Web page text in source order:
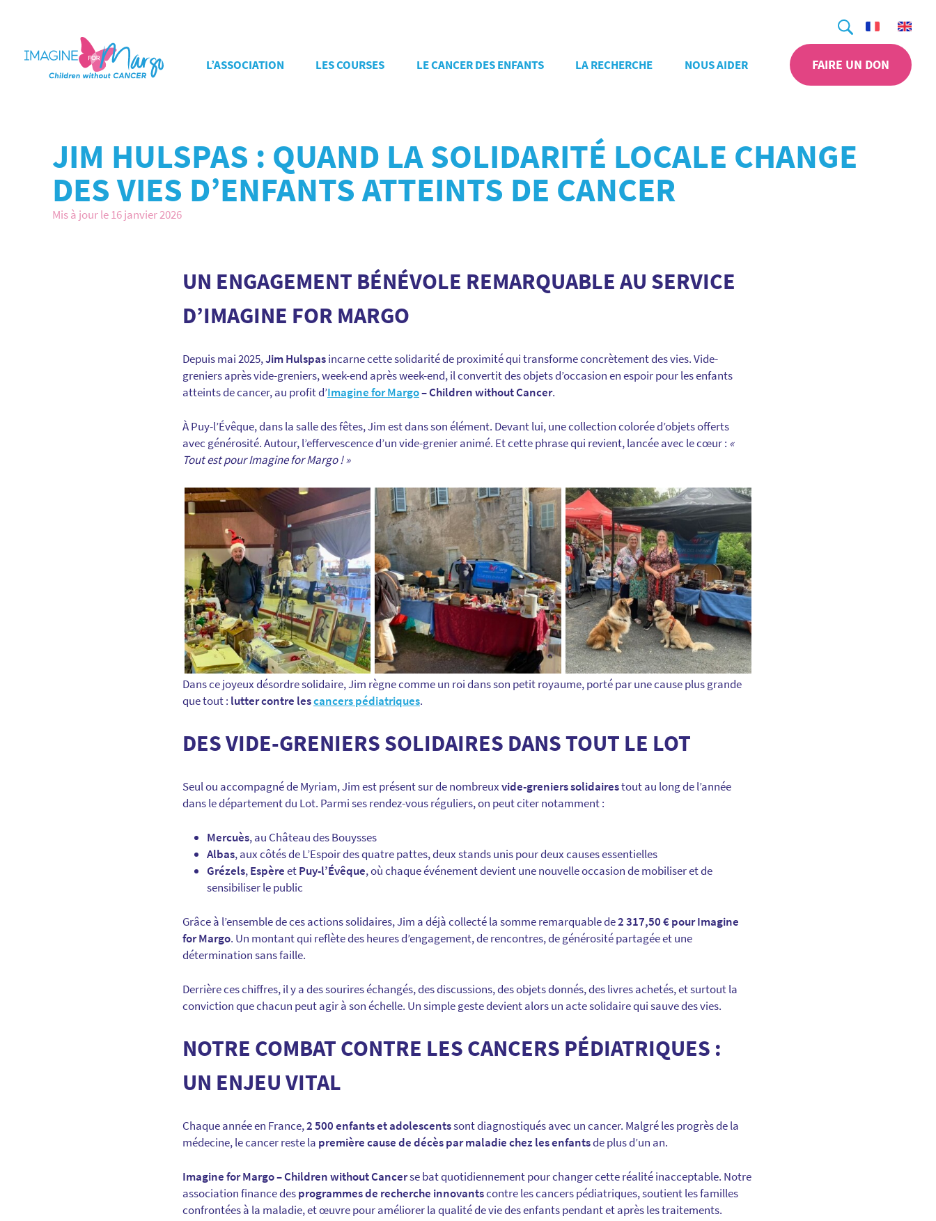
Recherche
L’ASSOCIATION LES COURSES LE CANCER DES ENFANTS LA RECHERCHE NOUS AIDER FAIRE UN DON
JIM HULSPAS : QUAND LA SOLIDARITÉ LOCALE CHANGE
DES VIES D’ENFANTS ATTEINTS DE CANCER
Mis à jour le 16 janvier 2026
UN ENGAGEMENT BÉNÉVOLE REMARQUABLE AU SERVICE
D’IMAGINE FOR MARGO
Depuis mai 2025,Jim Hulspasincarne cette solidarité de proximité qui transforme concrètement des vies. Vide-
greniers après vide-greniers, week-end après week-end, il convertit des objets d’occasion en espoir pour les enfants
atteints de cancer, au profit d’Imagine for Margo– Children without Cancer.
À Puy-l’Évêque, dans la salle des fêtes, Jim est dans son élément. Devant lui, une collection colorée d’objets offerts
avec générosité. Autour, l’effervescence d’un vide-grenier animé. Et cette phrase qui revient, lancée avec le cœur : «
Tout est pour Imagine for Margo ! »
Dans ce joyeux désordre solidaire, Jim règne comme un roi dans son petit royaume, porté par une cause plus grande
que tout : lutter contre lescancers pédiatriques.
DES VIDE-GRENIERS SOLIDAIRES DANS TOUT LE LOT
Seul ou accompagné de Myriam, Jim est présent sur de nombreuxvide-greniers solidairestout au long de l’année
dans le département du Lot. Parmi ses rendez-vous réguliers, on peut citer notamment :
Mercuès, au Château des Bouysses
Albas, aux côtés de L’Espoir des quatre pattes, deux stands unis pour deux causes essentielles
Grézels,EspèreetPuy-l’Évêque, où chaque événement devient une nouvelle occasion de mobiliser et de
sensibiliser le public
Grâce à l’ensemble de ces actions solidaires, Jim a déjà collecté la somme remarquable de2 317,50 € pour Imagine
for Margo. Un montant qui reflète des heures d’engagement, de rencontres, de générosité partagée et une
détermination sans faille.
Derrière ces chiffres, il y a des sourires échangés, des discussions, des objets donnés, des livres achetés, et surtout la
conviction que chacun peut agir à son échelle. Un simple geste devient alors un acte solidaire qui sauve des vies.
NOTRE COMBAT CONTRE LES CANCERS PÉDIATRIQUES :
UN ENJEU VITAL
Chaque année en France,2 500 enfants et adolescentssont diagnostiqués avec un cancer. Malgré les progrès de la
médecine, le cancer reste la première cause de décès par maladie chez les enfantsde plus d’un an.
Imagine for Margo – Children without Cancerse bat quotidiennement pour changer cette réalité inacceptable. Notre
association finance desprogrammes de recherche innovantscontre les cancers pédiatriques, soutient les familles
confrontées à la maladie, et œuvre pour améliorer la qualité de vie des enfants pendant et après les traitements.